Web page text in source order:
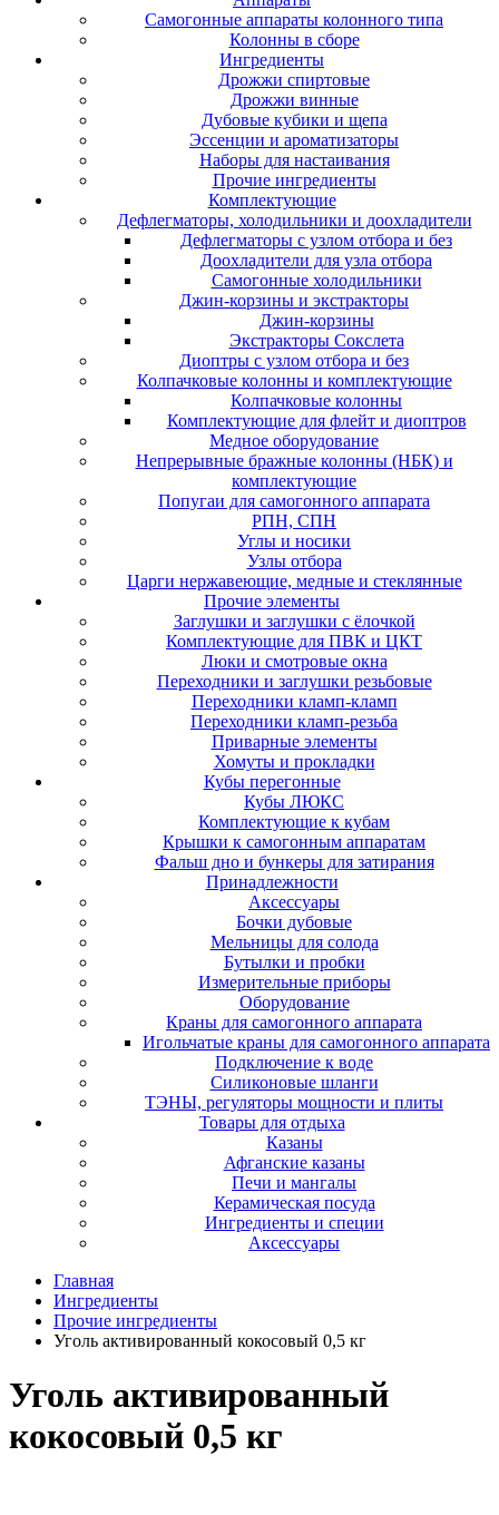
Самогонные аппараты колонного типа
Колонны в сборе
Ингредиенты
Дрожжи спиртовые
Дрожжи винные
Дубовые кубики и щепа
Эссенции и ароматизаторы
Наборы для настаивания
Прочие ингредиенты
Комплектующие
Дефлегматоры, холодильники и доохладители
Дефлегматоры с узлом отбора и без
Доохладители для узла отбора
Самогонные холодильники
Джин-корзины и экстракторы
Джин-корзины
Экстракторы Сокслета
Диоптры с узлом отбора и без
Колпачковые колонны и комплектующие
Колпачковые колонны
Комплектующие для флейт и диоптров
Медное оборудование
Непрерывные бражные колонны (НБК) и
комплектующие
Попугаи для самогонного аппарата
РПН, СПН
Углы и носики
Узлы отбора
Царги нержавеющие, медные и стеклянные
Прочие элементы
Заглушки и заглушки с ёлочкой
Комплектующие для ПВК и ЦКТ
Люки и смотровые окна
Переходники и заглушки резьбовые
Переходники кламп-кламп
Переходники кламп-резьба
Приварные элементы
Хомуты и прокладки
Кубы перегонные
Кубы ЛЮКС
Комплектующие к кубам
Крышки к самогонным аппаратам
Фальш дно и бункеры для затирания
Принадлежности
Аксессуары
Бочки дубовые
Мельницы для солода
Бутылки и пробки
Измерительные приборы
Оборудование
Краны для самогонного аппарата
Игольчатые краны для самогонного аппарата
Подключение к воде
Силиконовые шланги
ТЭНЫ, регуляторы мощности и плиты
Товары для отдыха
Казаны
Афганские казаны
Печи и мангалы
Керамическая посуда
Ингредиенты и специи
Аксессуары
Главная
Ингредиенты
Прочие ингредиенты
Уголь активированный кокосовый 0,5 кг
Уголь активированный
кокосовый 0,5 кг